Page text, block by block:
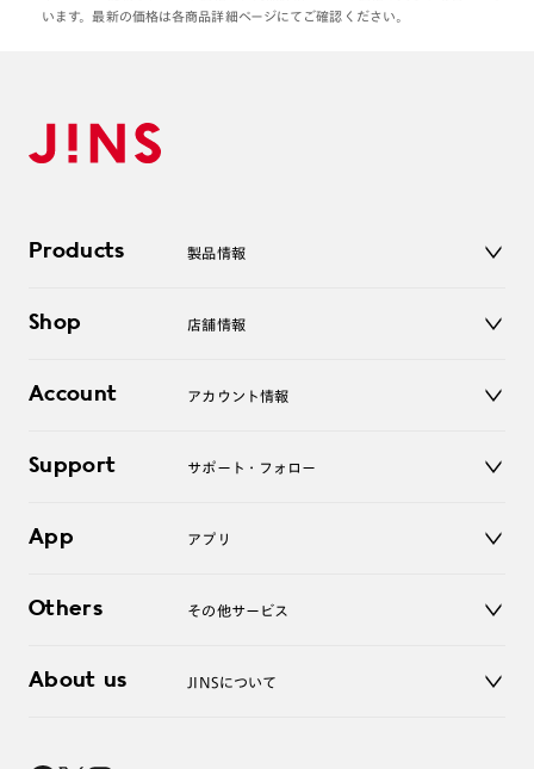
います。最新の価格は各商品詳細ページにてご確認ください。
Products 製品情報
サングラス
コンタクトレンズ
アクセサリー
Shop 店舗情報
オンラインショップ
Account アカウント情報
ログアウト
Support サポート・フォロー
よくあるご質問
お問い合わせ
App アプリ
Others その他サービス
レンズ交換
About us JINSについて